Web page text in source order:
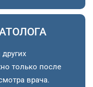
только после
врача.